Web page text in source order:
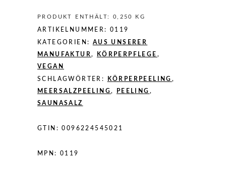
PRODUKT ENTHÄLT: 0,250 KG
ARTIKELNUMMER: 0119
KATEGORIEN: AUS UNSERER
MANUFAKTUR, KÖRPERPFLEGE ,
VEGAN
SCHLAGWÖRTER: KÖRPERPEELING ,
MEERSALZPEELING, PEELING ,
SAUNASALZ
GTIN:0096224545021
MPN: 0119